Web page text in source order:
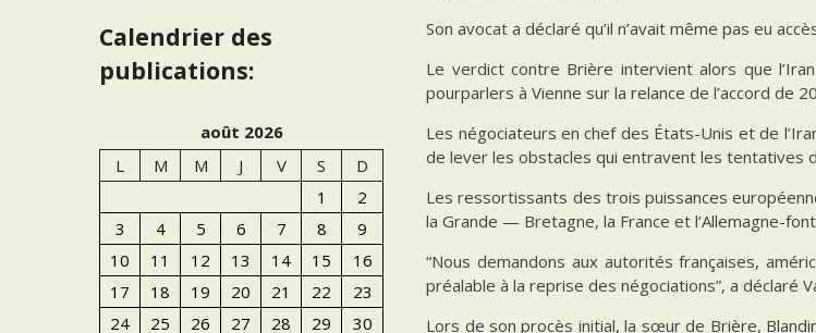
Son avocat a déclaré qu’il n’avait même pas eu
Le verdict contre Brière intervient alors que
pourparlers à Vienne sur la relance de l’accord de
Les négociateurs en chef des États-Unis et de
de lever les obstacles qui entravent les tentatives
Les ressortissants des trois puissances
la Grande — Bretagne, la France et l’Allemagne-
“Nous demandons aux autorités françaises,
préalable à la reprise des négociations”, a déclaré
Lors de son procès initial, la sœur de Brière,
Calendrier des
publications:
août 2026
L
M M J V S
D
1
2
3
4 5 6 7 8
9
10
11 12 13 14 15
16
17
18 19 20 21 22
23
24
25 26 27 28 29 30